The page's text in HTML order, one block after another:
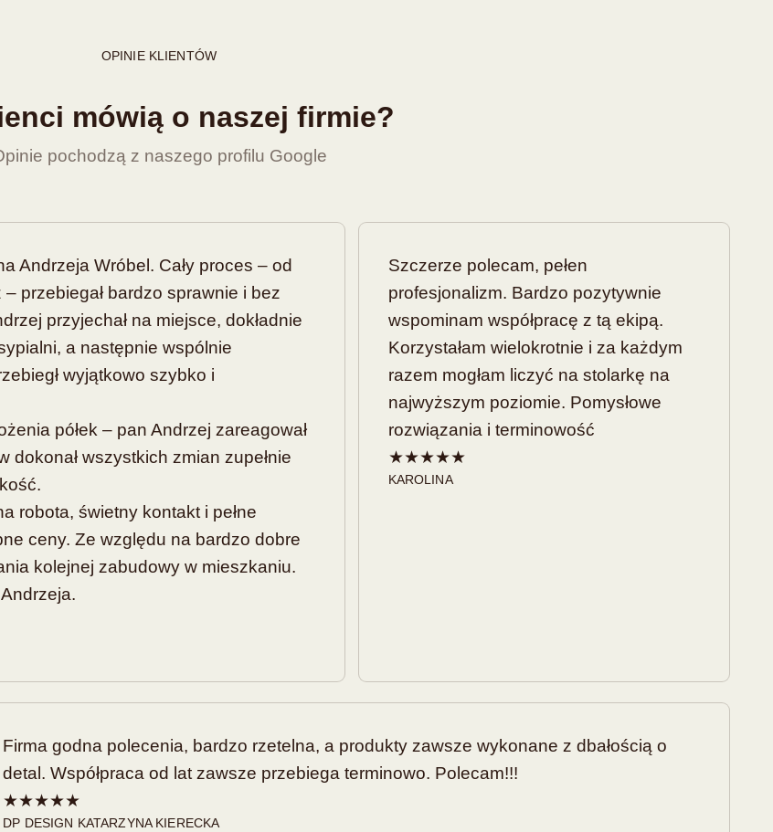
OPINIE KLIENTÓW
mówią o naszej firmie?
pochodzą z naszego profilu Google
Andrzeja Wróbel. Cały proces – od
przebiegał bardzo sprawnie i bez
przyjechał na miejsce, dokładnie
a następnie wspólnie
wyjątkowo szybko i
półek – pan Andrzej zareagował
dokonał wszystkich zmian zupełnie
robota, świetny kontakt i pełne
ceny. Ze względu na bardzo dobre
kolejnej zabudowy w mieszkaniu.
Szczerze polecam, pełen
profesjonalizm. Bardzo pozytywnie
wspominam współpracę z tą ekipą.
Korzystałam wielokrotnie i za każdym
razem mogłam liczyć na stolarkę na
najwyższym poziomie. Pomysłowe
rozwiązania i terminowość
★★★★★
KAROLINA
Firma godna polecenia, bardzo rzetelna, a produkty zawsze wykonane z dbałością o
detal. Współpraca od lat zawsze przebiega terminowo. Polecam!!!
★★★★★
DP DESIGN KATARZYNA KIERECKA